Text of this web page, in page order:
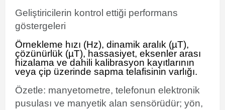
Geliştiricilerin kontrol ettiği performans
göstergeleri
Örnekleme hızı (Hz), dinamik aralık (µT),
çözünürlük (µT), hassasiyet, eksenler arası
hizalama ve dahili kalibrasyon kayıtlarının
veya çip üzerinde sapma telafisinin varlığı.
Özetle: manyetometre, telefonun elektronik
pusulası ve manyetik alan sensörüdür; yön,